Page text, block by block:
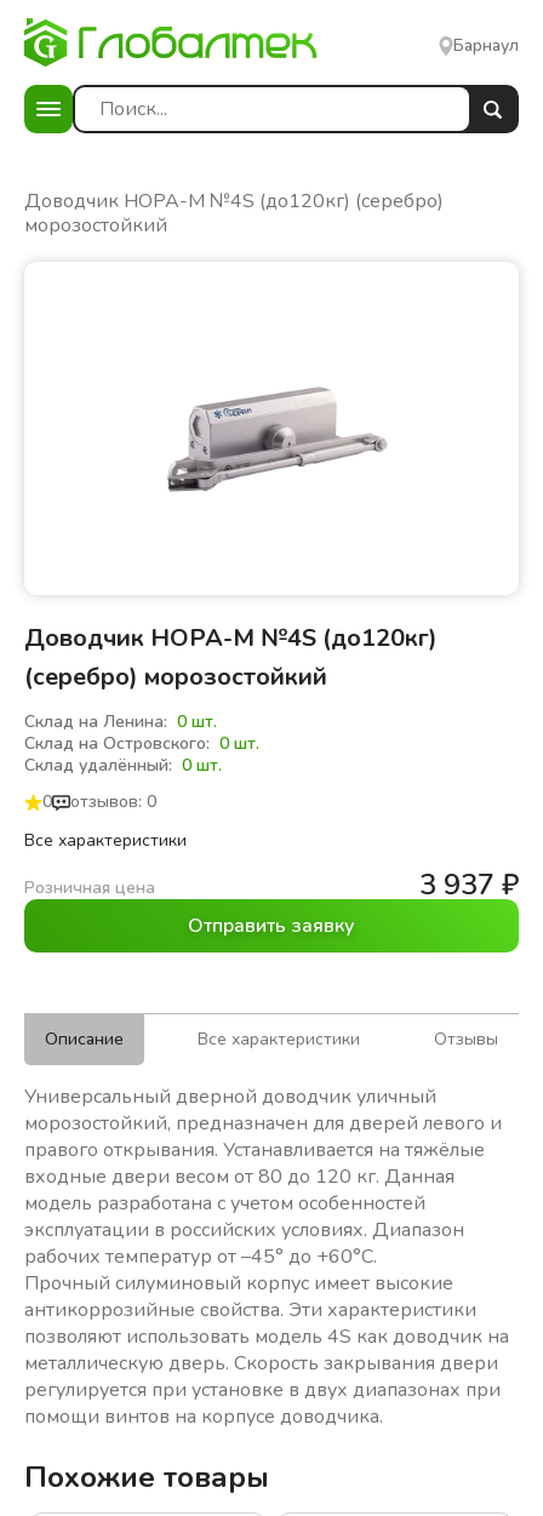
Барнаул
Доводчик НОРА-М №4S (до120кг) (серебро)
морозостойкий
Доводчик НОРА-М №4S (до120кг)
(серебро) морозостойкий
Склад на Ленина: 0 шт.
Склад на Островского: 0 шт.
Склад удалённый: 0 шт.
0
отзывов: 0
Все характеристики
Розничная цена 3 937 ₽
Отправить заявку
Описание Все характеристики Отзывы
Универсальный дверной доводчик уличный
морозостойкий, предназначен для дверей левого и
правого открывания. Устанавливается на тяжёлые
входные двери весом от 80 до 120 кг. Данная
модель разработана с учетом особенностей
эксплуатации в российских условиях. Диапазон
рабочих температур от –45° до +60°C.
Прочный силуминовый корпус имеет высокие
антикоррозийные свойства. Эти характеристики
позволяют использовать модель 4S как доводчик на
металлическую дверь. Скорость закрывания двери
регулируется при установке в двух диапазонах при
помощи винтов на корпусе доводчика.
Похожие товары